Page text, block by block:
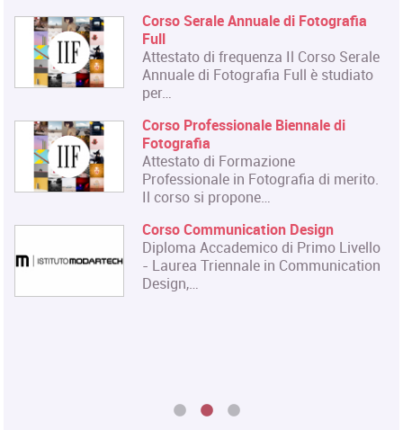
Corso Serale Annuale di Fotografia
Full
Attestato di frequenza Il Corso Serale
Annuale di Fotografia Full è studiato
per…
Corso Professionale Biennale di
Fotografia
Attestato di Formazione
Professionale in Fotografia di merito.
Il corso si propone…
Corso Communication Design
Diploma Accademico di Primo Livello
- Laurea Triennale in Communication
Design,…